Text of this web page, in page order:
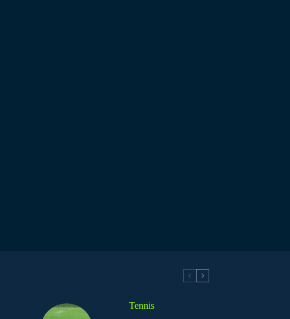
Tennis